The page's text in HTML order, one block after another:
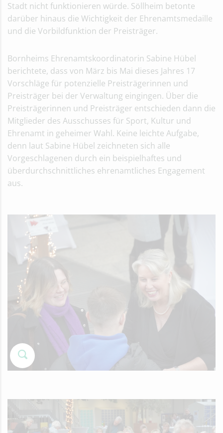
Stadt nicht funktionieren würde. Söllheim betonte
darüber hinaus die Wichtigkeit der Ehrenamtsmedaille
und die Vorbildfunktion der Preisträger.
Bornheims Ehrenamtskoordinatorin Sabine Hübel
berichtete, dass von März bis Mai dieses Jahres 17
Vorschläge für potenzielle Preisträgerinnen und
Preisträger bei der Verwaltung eingingen. Über die
Preisträgerinnen und Preisträger entschieden dann die
Mitglieder des Ausschusses für Sport, Kultur und
Ehrenamt in geheimer Wahl. Keine leichte Aufgabe,
denn laut Sabine Hübel zeichneten sich alle
Vorgeschlagenen durch ein beispielhaftes und
überdurchschnittliches ehrenamtliches Engagement
aus.